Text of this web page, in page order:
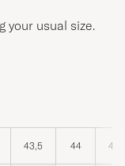
your usual size.
43,5 44